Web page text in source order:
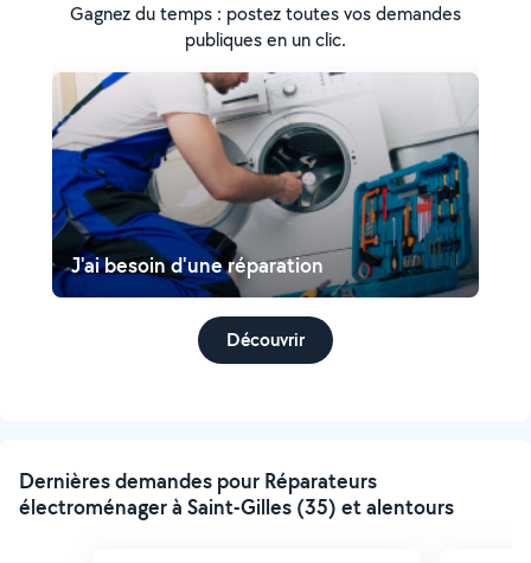
Gagnez du temps : postez toutes vos demandes
publiques en un clic.
J'ai besoin d'une réparation
Découvrir
Dernières demandes pour Réparateurs
électroménager à Saint-Gilles (35) et alentours